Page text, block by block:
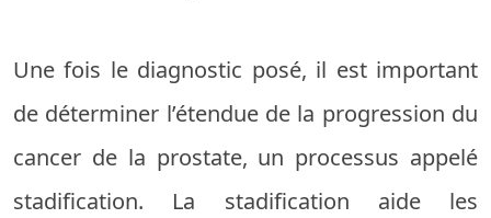
Une fois le diagnostic posé, il est important
de déterminer l’étendue de la progression du
cancer de la prostate, un processus appelé
stadification. La stadification aide les